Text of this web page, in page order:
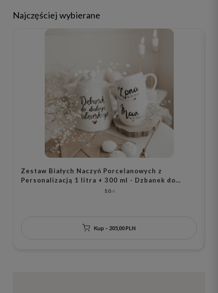
Najczęściej wybierane
Zestaw Białych Naczyń Porcelanowych z
Personalizacją 1 litra + 300 ml - Dzbanek do
Dialogu Małżeńskiego i 2 Kubki Napisy Mąż i Żona
5.0
Kup – 205,00 PLN